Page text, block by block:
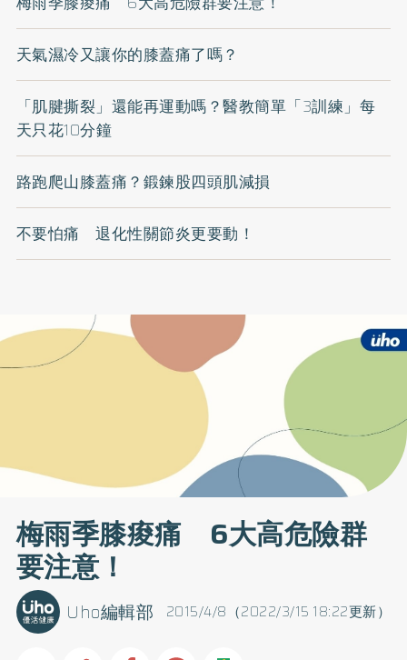
天氣濕冷又讓你的膝蓋痛了嗎？
「肌腱撕裂」還能再運動嗎？醫教簡單「3訓練」每
天只花10分鐘
路跑爬山膝蓋痛？鍛鍊股四頭肌減損
不要怕痛 退化性關節炎更要動！
梅雨季膝痠痛 6大高危險群
要注意！
2015/4/8（2022/3/15 18:22更新）
Uho編輯部